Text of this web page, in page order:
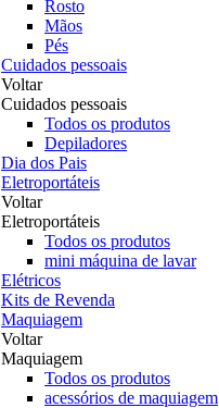
Rosto
Mãos
Pés
Cuidados pessoais
Voltar
Cuidados pessoais
Todos os produtos
Depiladores
Dia dos Pais
Eletroportáteis
Voltar
Eletroportáteis
Todos os produtos
mini máquina de lavar
Elétricos
Kits de Revenda
Maquiagem
Voltar
Maquiagem
Todos os produtos
acessórios de maquiagem